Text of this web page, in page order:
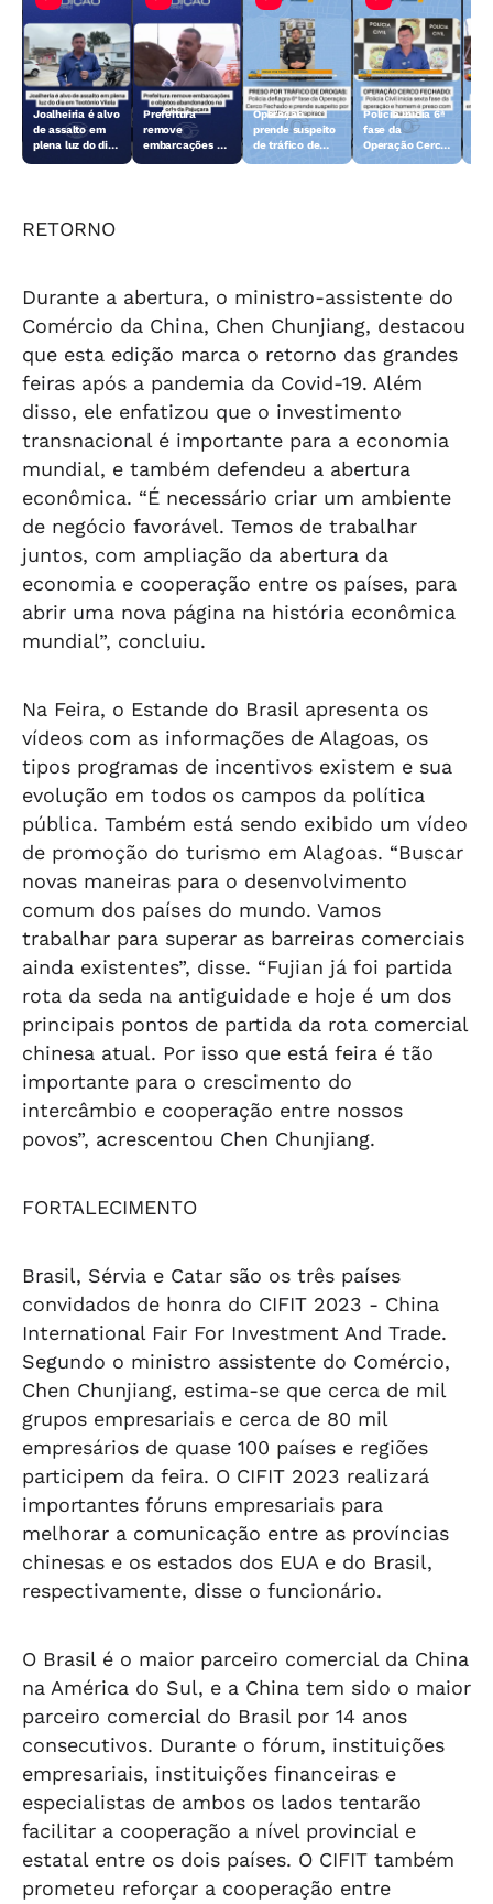
Joalheiria é alvo
de assalto em
plena luz do dia
Prefeitura
remove
embarcações e
Operação
prende suspeito
de tráfico de
Polícia inicia 6ª
fase da
Operação Cerco
RETORNO
Durante a abertura, o ministro-assistente do
Comércio da China, Chen Chunjiang, destacou
que esta edição marca o retorno das grandes
feiras após a pandemia da Covid-19. Além
disso, ele enfatizou que o investimento
transnacional é importante para a economia
mundial, e também defendeu a abertura
econômica. “É necessário criar um ambiente
de negócio favorável. Temos de trabalhar
juntos, com ampliação da abertura da
economia e cooperação entre os países, para
abrir uma nova página na história econômica
mundial”, concluiu.
Na Feira, o Estande do Brasil apresenta os
vídeos com as informações de Alagoas, os
tipos programas de incentivos existem e sua
evolução em todos os campos da política
pública. Também está sendo exibido um vídeo
de promoção do turismo em Alagoas. “Buscar
novas maneiras para o desenvolvimento
comum dos países do mundo. Vamos
trabalhar para superar as barreiras comerciais
ainda existentes”, disse. “Fujian já foi partida
rota da seda na antiguidade e hoje é um dos
principais pontos de partida da rota comercial
chinesa atual. Por isso que está feira é tão
importante para o crescimento do
intercâmbio e cooperação entre nossos
povos”, acrescentou Chen Chunjiang.
FORTALECIMENTO
Brasil, Sérvia e Catar são os três países
convidados de honra do CIFIT 2023 - China
International Fair For Investment And Trade.
Segundo o ministro assistente do Comércio,
Chen Chunjiang, estima-se que cerca de mil
grupos empresariais e cerca de 80 mil
empresários de quase 100 países e regiões
participem da feira. O CIFIT 2023 realizará
importantes fóruns empresariais para
melhorar a comunicação entre as províncias
chinesas e os estados dos EUA e do Brasil,
respectivamente, disse o funcionário.
O Brasil é o maior parceiro comercial da China
na América do Sul, e a China tem sido o maior
parceiro comercial do Brasil por 14 anos
consecutivos. Durante o fórum, instituições
empresariais, instituições financeiras e
especialistas de ambos os lados tentarão
facilitar a cooperação a nível provincial e
estatal entre os dois países. O CIFIT também
prometeu reforçar a cooperação entre